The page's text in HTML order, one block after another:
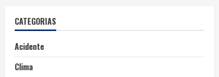
CATEGORIAS
Acidente
Clima